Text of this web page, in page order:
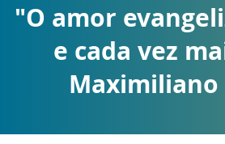
"O amor
e cada vez
Maximiliano